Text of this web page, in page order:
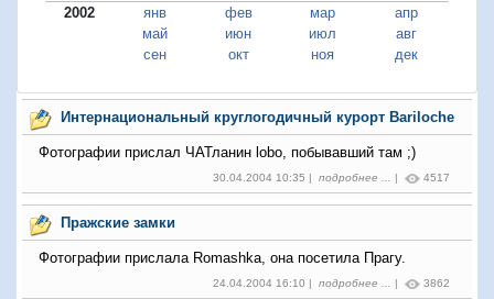
2002
янв фев мар
апр
май
июн июл
авг
сен
окт ноя дек
Интернациональный круглогодичный курорт Bariloche
Фотографии прислал ЧАТланин lobo, побывавший там ;)
30.04.2004 10:35 | подробнее ... | 4517
Пражские замки
Фотографии прислала Romashka, она посетила Прагу.
24.04.2004 16:10 | подробнее ... | 3862